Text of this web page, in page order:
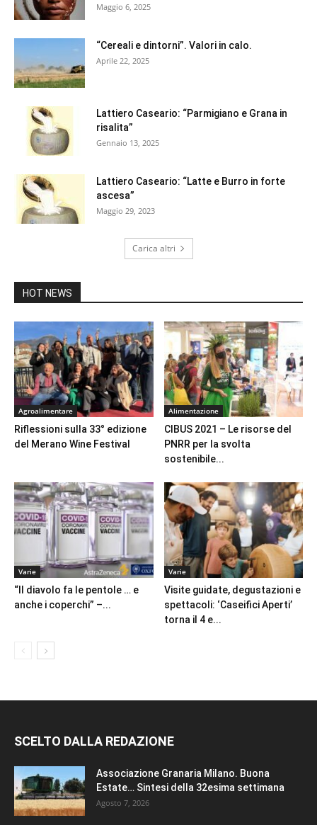
Maggio 6, 2025
“Cereali e dintorni”. Valori in calo.
Aprile 22, 2025
Lattiero Caseario: “Parmigiano e Grana in
risalita”
Gennaio 13, 2025
Lattiero Caseario: “Latte e Burro in forte
ascesa”
Maggio 29, 2023
Carica altri
HOT NEWS
Agroalimentare
Riflessioni sulla 33° edizione
del Merano Wine Festival
Alimentazione
CIBUS 2021 – Le risorse del
PNRR per la svolta
sostenibile...
Varie
“Il diavolo fa le pentole … e
anche i coperchi” –...
Varie
Visite guidate, degustazioni e
spettacoli: ‘Caseifici Aperti’
torna il 4 e...
SCELTO DALLA REDAZIONE
Associazione Granaria Milano. Buona
Estate… Sintesi della 32esima settimana
Agosto 7, 2026